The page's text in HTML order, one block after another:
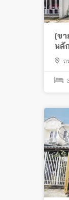
(ข
หลั
อยู่ ถ
กรุง